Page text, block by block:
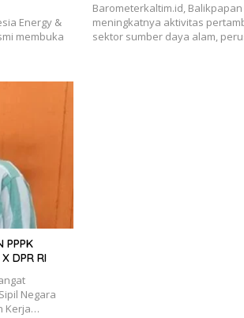
Energy &
membuka
Barometerkaltim.id, Balikpapan
meningkatnya aktivitas
sektor sumber daya alam,
PPPK
DPR RI
Negara
Kerja…